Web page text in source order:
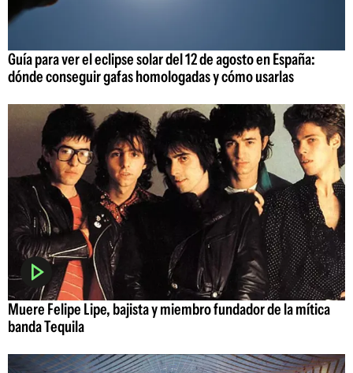
Guía para ver el eclipse solar del 12 de agosto en España:
dónde conseguir gafas homologadas y cómo usarlas
Muere Felipe Lipe, bajista y miembro fundador de la mítica
banda Tequila